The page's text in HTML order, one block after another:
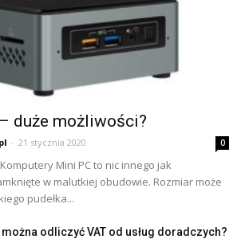
duże możliwości?
- 21 stycznia 2020 0
Mini PC to nic innego jak
w malutkiej obudowie. Rozmiar może
pudełka...
można odliczyć VAT od usług doradczych?